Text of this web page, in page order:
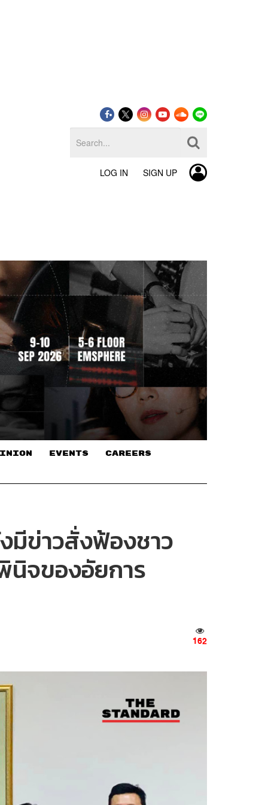
LOG IN SIGN UP
EVENTS CAREERS
มีข่าวสั่งฟ้องชาว
นิจของอัยการ
162